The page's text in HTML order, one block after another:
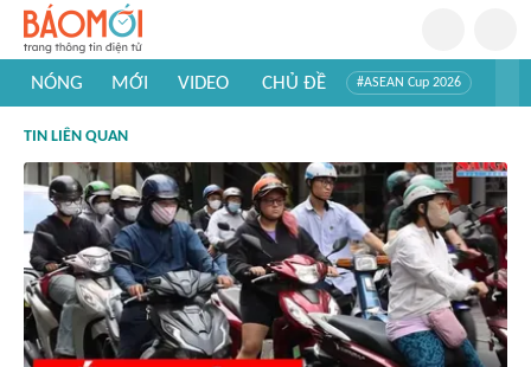
NÓNG MỚI VIDEO CHỦ ĐỀ #ASEAN Cup 2026
#Khám phá thế giới
TIN LIÊN QUAN